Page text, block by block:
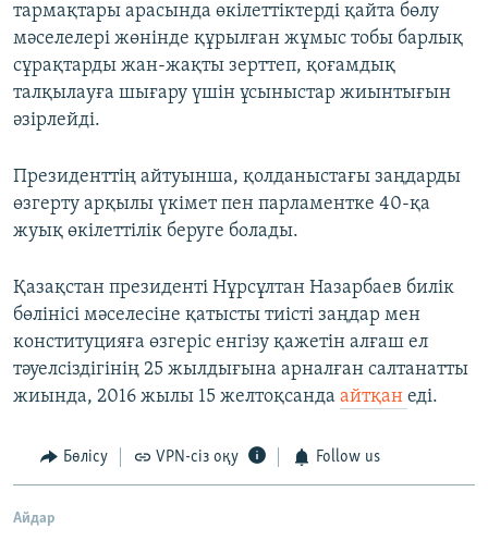
тармақтары арасында өкілеттіктерді қайта бөлу
мәселелері жөнінде құрылған жұмыс тобы барлық
сұрақтарды жан-жақты зерттеп, қоғамдық
талқылауға шығару үшін ұсыныстар жиынтығын
әзірлейді.
Президенттің айтуынша, қолданыстағы заңдарды
өзгерту арқылы үкімет пен парламентке 40-қа
жуық өкілеттілік беруге болады.
Қазақстан президенті Нұрсұлтан Назарбаев билік
бөлінісі мәселесіне қатысты тиісті заңдар мен
конституцияға өзгеріс енгізу қажетін алғаш ел
тәуелсіздігінің 25 жылдығына арналған салтанатты
жиында, 2016 жылы 15 желтоқсанда айтқан еді.
Бөлісу VPN-сіз оқу Follow us
Айдар